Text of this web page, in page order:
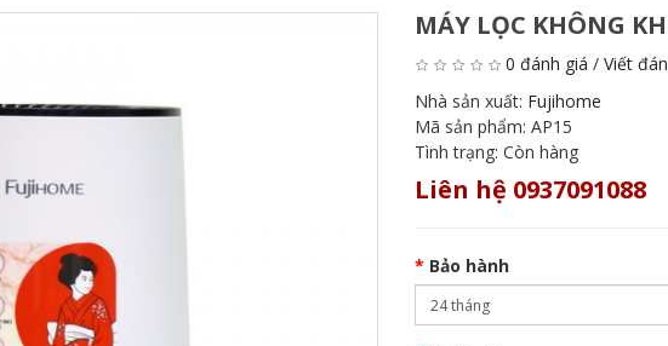
MÁY LỌC KHÔNG
0 đánh giá / Viết
Nhà sản xuất: Fujihome
Mã sản phẩm: AP15
Tình trạng: Còn hàng
Liên hệ 0937091088
Bảo hành